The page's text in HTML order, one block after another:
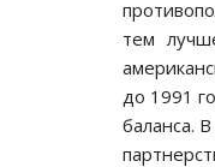
тем
до 1991
баланса.